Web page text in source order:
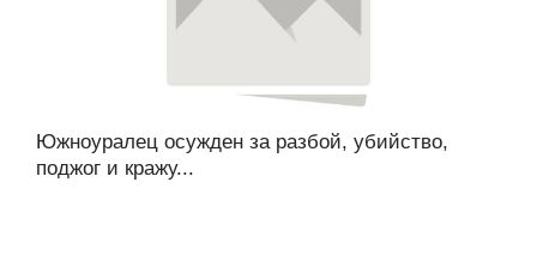
Южноуралец осужден за разбой, убийство,
поджог и кражу...